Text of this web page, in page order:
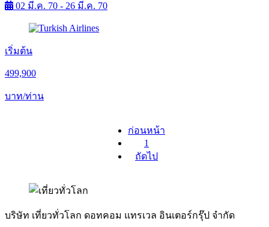
02 มี.ค. 70 - 26 มี.ค. 70
เริ่มต้น
499,900
บาท/ท่าน
ก่อนหน้า
1
ถัดไป
บริษัท เที่ยวทั่วโลก ดอทคอม แทรเวล อินเตอร์กรุ๊ป จำกัด